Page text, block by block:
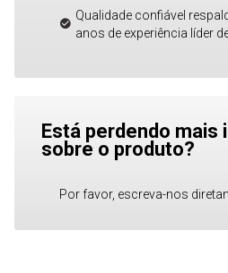
Qualidade confiável
anos de experiência líder
Está perdendo mais
sobre o produto?
Por favor, escreva-nos